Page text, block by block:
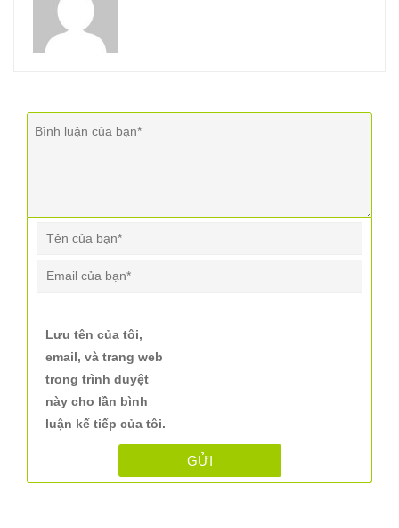
Lưu tên của tôi,
email, và trang web
trong trình duyệt
này cho lần bình
luận kế tiếp của tôi.